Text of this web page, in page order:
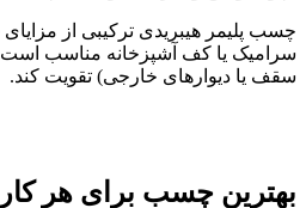
سرامیک یا کف آشپزخانه مناسب است.
سقف یا دیوارهای خارجی) تقویت کند.
بهترین چسب برای هر